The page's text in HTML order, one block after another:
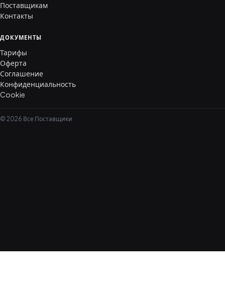
Поставщикам
Контакты
ДОКУМЕНТЫ
Тарифы
Оферта
Соглашение
Конфиденциальность
Cookie
© 2026 Все Поставщики